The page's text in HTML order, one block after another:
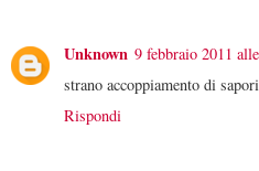
Unknown 9 febbraio 2011
strano accoppiamento di
Rispondi